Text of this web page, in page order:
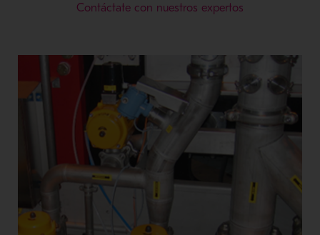
Contáctate con nuestros expertos